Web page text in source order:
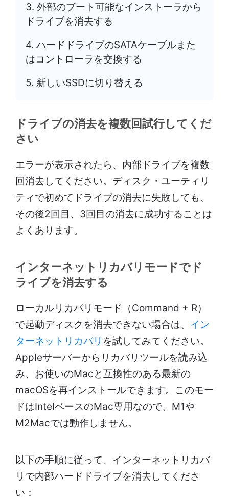
3. 外部のブート可能なインストーラから
ドライブを消去する
4. ハードドライブのSATAケーブルまた
はコントローラを交換する
5. 新しいSSDに切り替える
ドライブの消去を複数回試行してくだ
さい
エラーが表示されたら、内部ドライブを複数
回消去してください。ディスク・ユーティリ
ティで初めてドライブの消去に失敗しても、
その後2回目、3回目の消去に成功することは
よくあります。
インターネットリカバリモードでド
ライブを消去する
ローカルリカバリモード（Command + R）
で起動ディスクを消去できない場合は、 イン
ターネットリカバリ を試してみてください。
Appleサーバーからリカバリツールを読み込
み、お使いのMacと互換性のある最新の
macOSを再インストールできます。このモー
ドはIntelベースのMac専用なので、M1や
M2Macでは動作しません。
以下の手順に従って、インターネットリカバ
リで内部ハードドライブを消去してくださ
い：